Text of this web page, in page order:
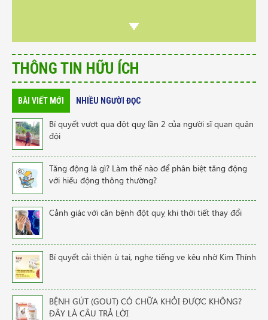
THÔNG TIN HỮU ÍCH
BÀI VIẾT MỚI NHIỀU NGƯỜI ĐỌC
Bí quyết vượt qua đột quỵ lần 2 của người sĩ quan quân
đội
Tăng động là gì? Làm thế nào để phân biệt tăng động
với hiếu động thông thường?
Cảnh giác với căn bệnh đột quỵ khi thời tiết thay đổi
Bí quyết cải thiện ù tai, nghe tiếng ve kêu nhờ Kim Thính
BỆNH GÚT (GOUT) CÓ CHỮA KHỎI ĐƯỢC KHÔNG?
ĐÂY LÀ CÂU TRẢ LỜI